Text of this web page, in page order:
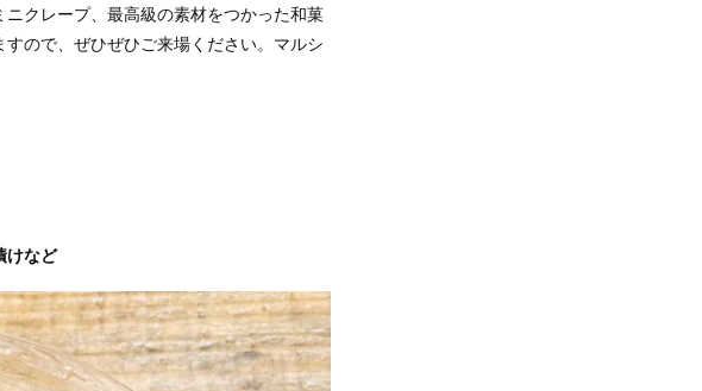
クレープ、最高級の素材をつかった和菓
ので、ぜひぜひご来場ください。マルシ
けなど